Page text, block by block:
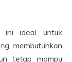
ini ideal untuk
membutuhkan
tetap mampu